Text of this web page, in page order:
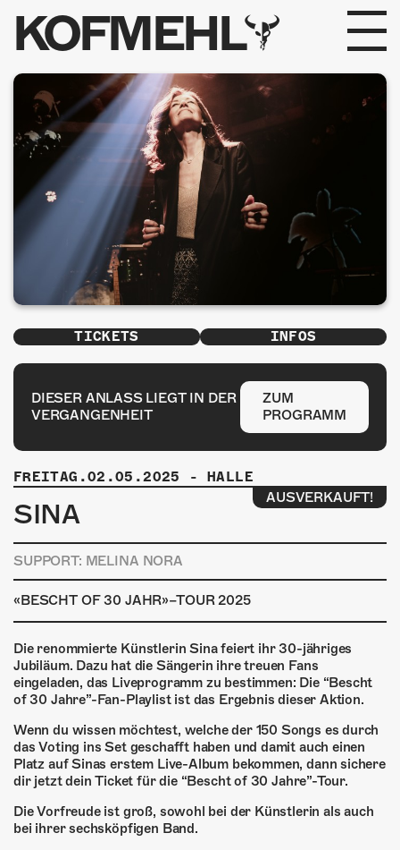
KOFMEHL
PROGRAMM
FABRIKGEFLÜSTER
GALERIE
FOTOGALERIE
PHOTOMAT
INFOS
KONTAKT
ÜBER UNS
SHOP
MITMACHEN
TICKETS INFOS
DIESER ANLASS LIEGT IN DER
VERGANGENHEIT
ZUM
PROGRAMM
FREITAG.02.05.2025 - HALLE
SINA AUSVERKAUFT!
SUPPORT: MELINA NORA
«BESCHT OF 30 JAHR»–TOUR 2025
Die renommierte Künstlerin Sina feiert ihr 30-jähriges
Jubiläum. Dazu hat die Sängerin ihre treuen Fans
eingeladen, das Liveprogramm zu bestimmen: Die “Bescht
of 30 Jahre”-Fan-Playlist ist das Ergebnis dieser Aktion.
Wenn du wissen möchtest, welche der 150 Songs es durch
das Voting ins Set geschafft haben und damit auch einen
Platz auf Sinas erstem Live-Album bekommen, dann sichere
dir jetzt dein Ticket für die “Bescht of 30 Jahre”-Tour.
Die Vorfreude ist groß, sowohl bei der Künstlerin als auch
bei ihrer sechsköpfigen Band.